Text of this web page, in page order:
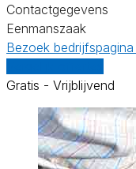
Contactgegevens
Eenmanszaak
Bezoek bedrijfspagina
Gratis - Vrijblijvend